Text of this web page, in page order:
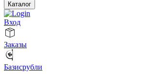
Каталог
Вход
Заказы
Базисрубли